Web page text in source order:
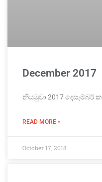
December 2017
නියමුවා 2017
READ MORE »
October 17, 2018